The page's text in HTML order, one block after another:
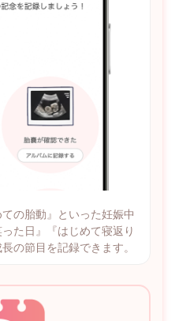
の胎動』といった妊娠中
た日』『はじめて寝返り
の節目を記録できます。